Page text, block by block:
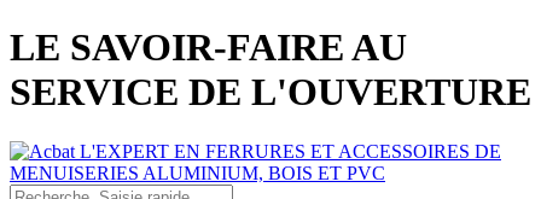
LE SAVOIR-FAIRE AU
SERVICE DE L'OUVERTURE